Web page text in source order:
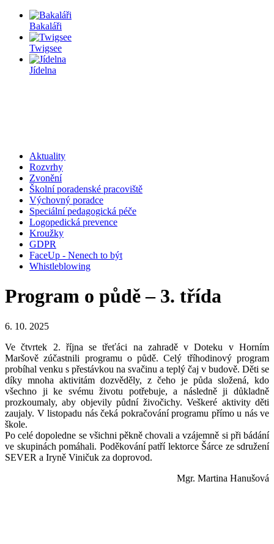
Bakaláři
Twigsee
Jídelna
Aktuality
Rozvrhy
Zvonění
Školní poradenské pracoviště
Výchovný poradce
Speciální pedagogická péče
Logopedická prevence
Kroužky
GDPR
FaceUp - Nenech to být
Whistleblowing
Program o půdě – 3. třída
6. 10. 2025
Ve čtvrtek 2. října se třeťáci na zahradě v Doteku v Horním
Maršově zúčastnili programu o půdě. Celý tříhodinový program
probíhal venku s přestávkou na svačinu a teplý čaj v budově. Děti se
díky mnoha aktivitám dozvěděly, z čeho je půda složená, kdo
všechno ji ke svému životu potřebuje, a následně ji důkladně
prozkoumaly, aby objevily půdní živočichy. Veškeré aktivity děti
zaujaly. V listopadu nás čeká pokračování programu přímo u nás ve
škole.
Po celé dopoledne se všichni pěkně chovali a vzájemně si při bádání
ve skupinách pomáhali. Poděkování patří lektorce Šárce ze sdružení
SEVER a Iryně Viničuk za doprovod.
Mgr. Martina Hanušová